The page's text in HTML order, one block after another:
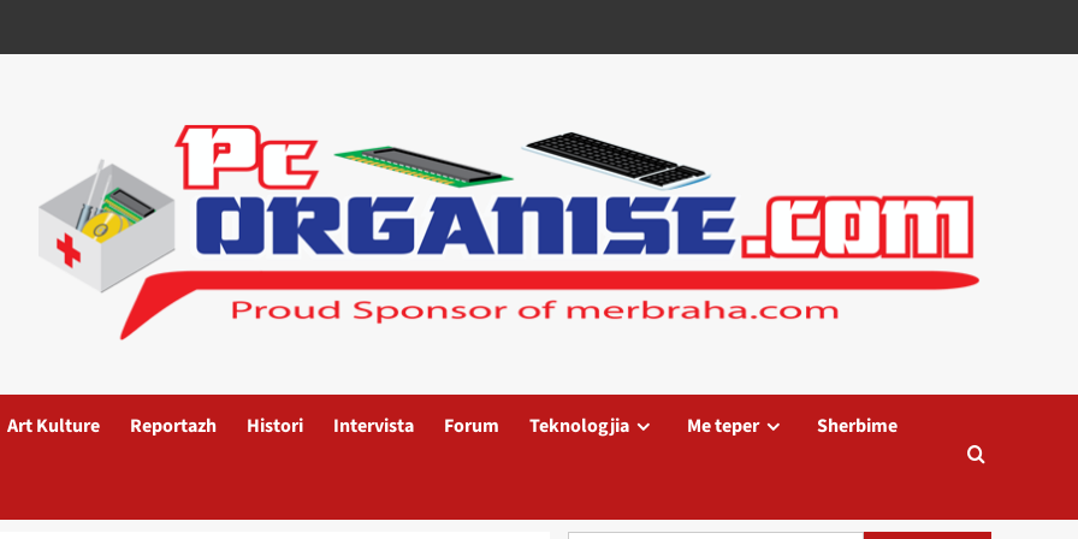
Art Kulture Reportazh Histori Intervista Forum Teknologjia Me teper Sherbime